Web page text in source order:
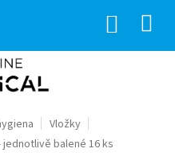
Vložky
jednotlivě balené 16 ks